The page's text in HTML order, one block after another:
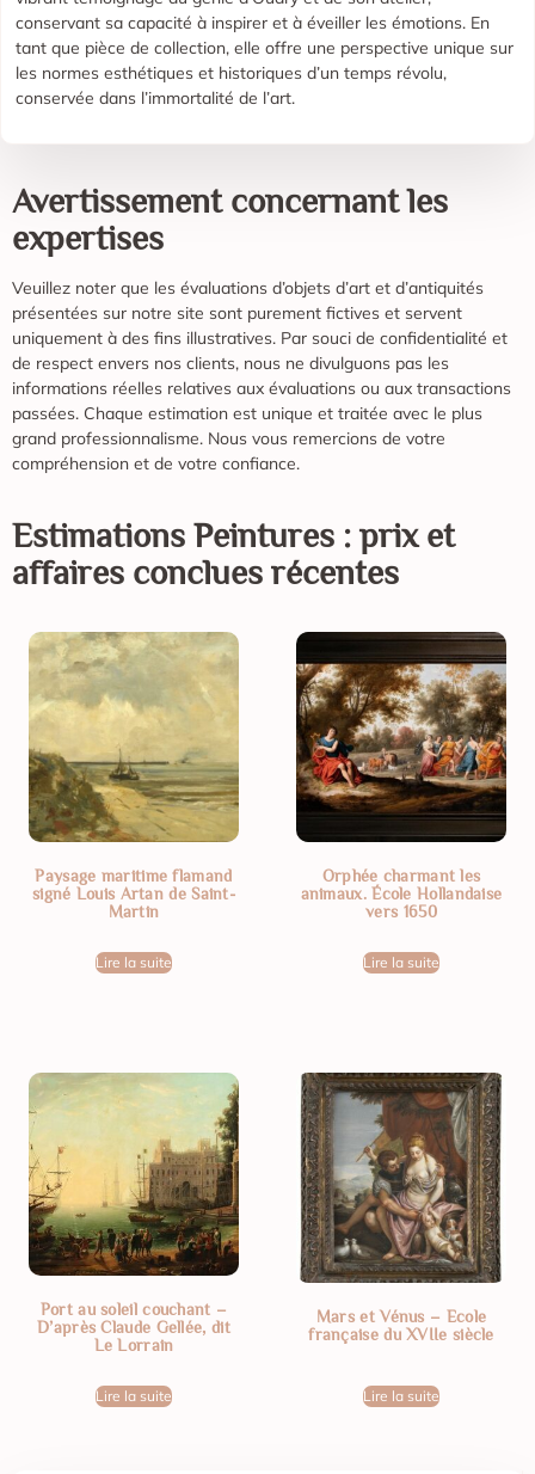
conservant sa capacité à inspirer et à éveiller les émotions. En
tant que pièce de collection, elle offre une perspective unique sur
les normes esthétiques et historiques d’un temps révolu,
conservée dans l’immortalité de l’art.
Avertissement concernant les
expertises
Veuillez noter que les évaluations d’objets d’art et d’antiquités
présentées sur notre site sont purement fictives et servent
uniquement à des fins illustratives. Par souci de confidentialité et
de respect envers nos clients, nous ne divulguons pas les
informations réelles relatives aux évaluations ou aux transactions
passées. Chaque estimation est unique et traitée avec le plus
grand professionnalisme. Nous vous remercions de votre
compréhension et de votre confiance.
Estimations Peintures : prix et
affaires conclues récentes
Paysage maritime flamand
signé Louis Artan de Saint-
Martin
Lire la suite
Orphée charmant les
animaux. École Hollandaise
vers 1650
Lire la suite
Port au soleil couchant –
D’après Claude Gellée, dit
Le Lorrain
Lire la suite
Mars et Vénus – Ecole
française du XVIIe siècle
Lire la suite